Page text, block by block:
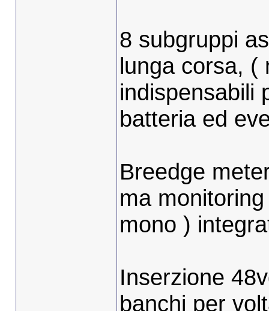
8 subgruppi
lunga corsa, (
indispensabili
batteria ed
Breedge
ma
mono )
Inserzione
banchi per